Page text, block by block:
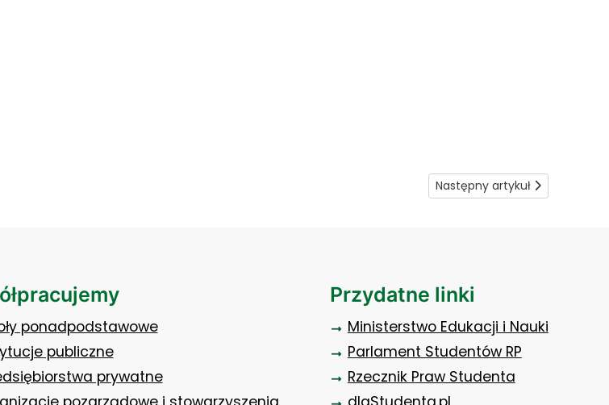
Następny artykuł: Czysta gra
Następny artykuł
ponadpodstawowe
publiczne
prywatne
Przydatne linki
Ministerstwo Edukacji i Nauki
Parlament Studentów RP
Rzecznik Praw Studenta